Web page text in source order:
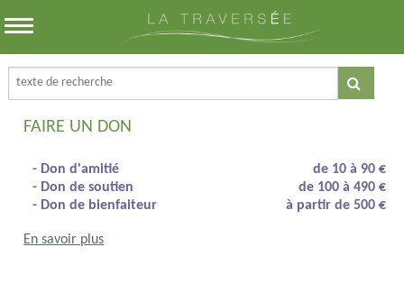
FAIRE UN DON
- Don d'amitié
- Don de soutien
- Don de bienfaiteur
de 10 à 90 €
de 100 à 490 €
à partir de 500 €
En savoir plus